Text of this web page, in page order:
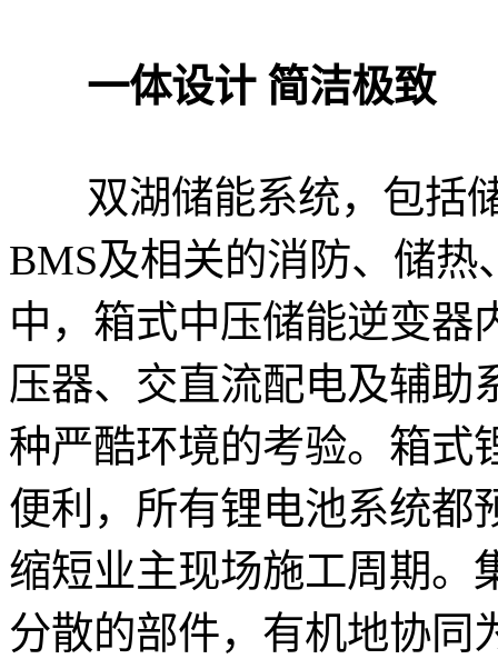
一体设计 简洁极致
双湖储能系统，包括
BMS及相关的消防、储
中，箱式中压储能逆变器
压器、交直流配电及辅助
种严酷环境的考验。箱式
便利，所有锂电池系统都
缩短业主现场施工周期。
分散的部件，有机地协同